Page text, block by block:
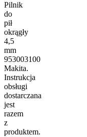
Pilnik
do
pił
okrągły
4,5
mm
953003100
Makita.
Instrukcja
obsługi
dostarczana
jest
razem
z
produktem.